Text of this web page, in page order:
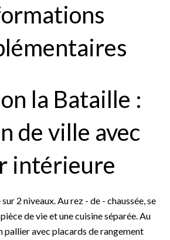
la Bataille :
de ville avec
intérieure
2 niveaux. Au rez - de - chaussée, se
de vie et une cuisine séparée. Au
pallier avec placards de rangement